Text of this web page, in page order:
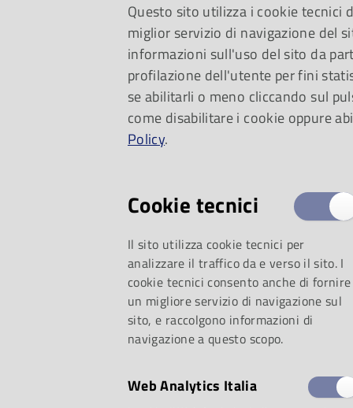
Un viaggio dalla
Anton Webern e,
storie, due
Questo sito utilizza i cookie tecnici
miglior servizio di navigazione del
informazioni sull'uso del sito da
profilazione dell'utente per fini
se abilitarli o meno cliccando sul
come disabilitare i cookie oppure
Policy.
Cookie tecnici
Il sito utilizza cookie tecnici per
analizzare il traffico da e verso il sito. I
cookie tecnici consento anche di fornire
un migliore servizio di navigazione sul
sito, e raccolgono informazioni di
navigazione a questo scopo.
Web Analytics Italia